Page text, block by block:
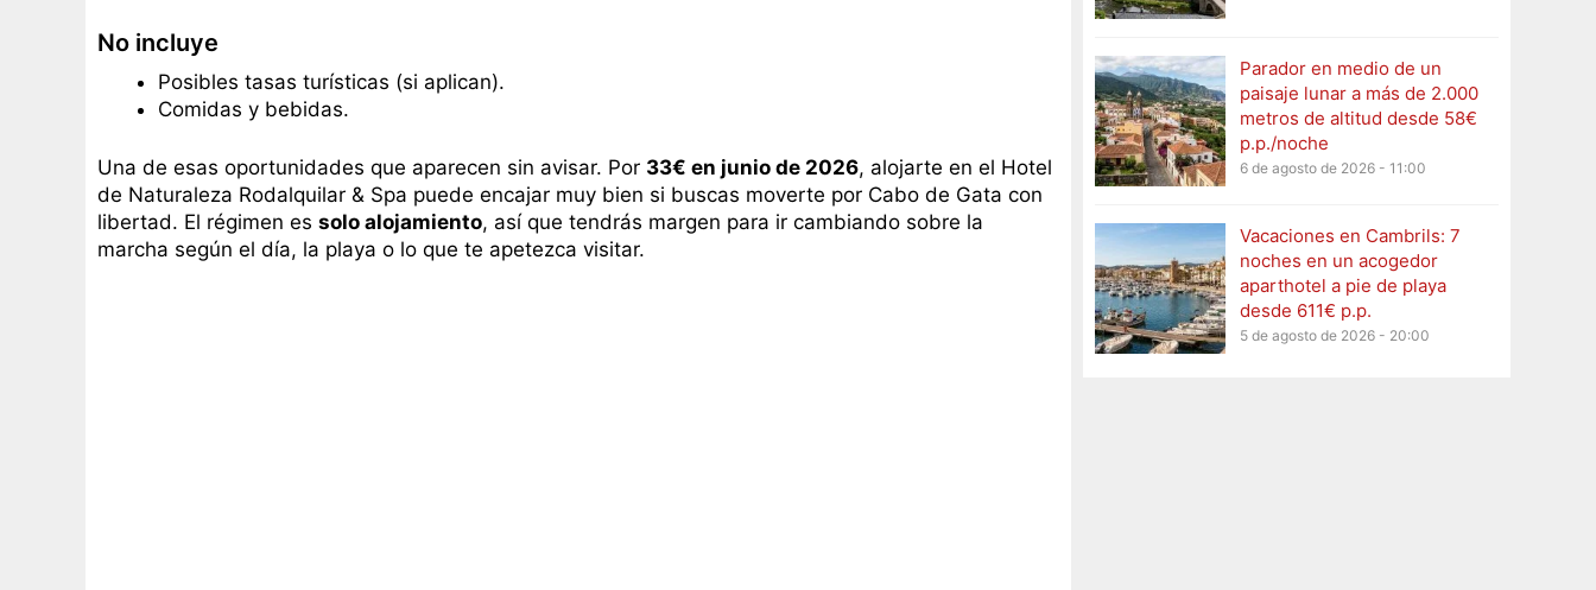
No incluye
Posibles tasas turísticas (si aplican).
Comidas y bebidas.
Una de esas oportunidades que aparecen sin avisar. Por 33€ en junio de 2026, alojarte en el Hotel
de Naturaleza Rodalquilar & Spa puede encajar muy bien si buscas moverte por Cabo de Gata con
libertad. El régimen es solo alojamiento, así que tendrás margen para ir cambiando sobre la
marcha según el día, la playa o lo que te apetezca visitar.
Parador en medio de un
paisaje lunar a más de 2.000
metros de altitud desde 58€
p.p./noche
6 de agosto de 2026 - 11:00
Vacaciones en Cambrils: 7
noches en un acogedor
aparthotel a pie de playa
desde 611€ p.p.
5 de agosto de 2026 - 20:00